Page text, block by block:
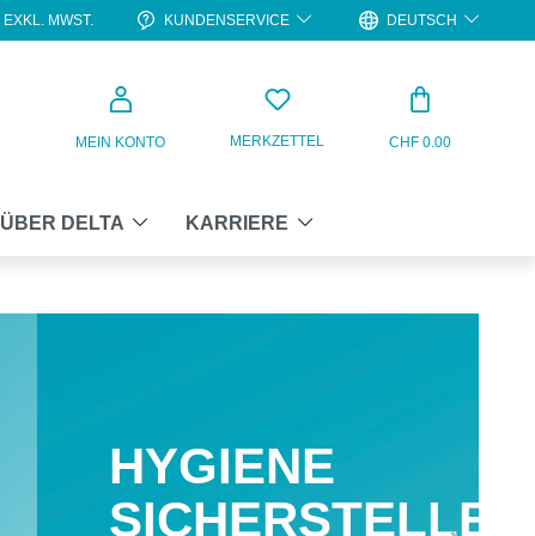
EXKL. MWST. KUNDENSERVICE DEUTSCH
MEIN KONTO MERKZETTEL CHF 0.00
ÜBER DELTA KARRIERE